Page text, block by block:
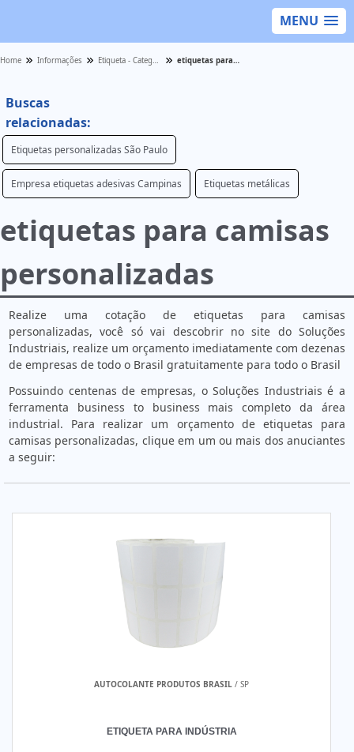
MENU
Home Informações Etiqueta - Categoria etiquetas para camisas personalizadas
Buscas
relacionadas:
Etiquetas personalizadas São Paulo
Empresa etiquetas adesivas Campinas Etiquetas metálicas
etiquetas para camisas
personalizadas
Realize uma cotação de etiquetas para camisas
personalizadas, você só vai descobrir no site do Soluções
Industriais, realize um orçamento imediatamente com dezenas
de empresas de todo o Brasil gratuitamente para todo o Brasil
Possuindo centenas de empresas, o Soluções Industriais é a
ferramenta business to business mais completo da área
industrial. Para realizar um orçamento de etiquetas para
camisas personalizadas, clique em um ou mais dos anuciantes
a seguir:
AUTOCOLANTE PRODUTOS BRASIL / SP
ETIQUETA PARA INDÚSTRIA